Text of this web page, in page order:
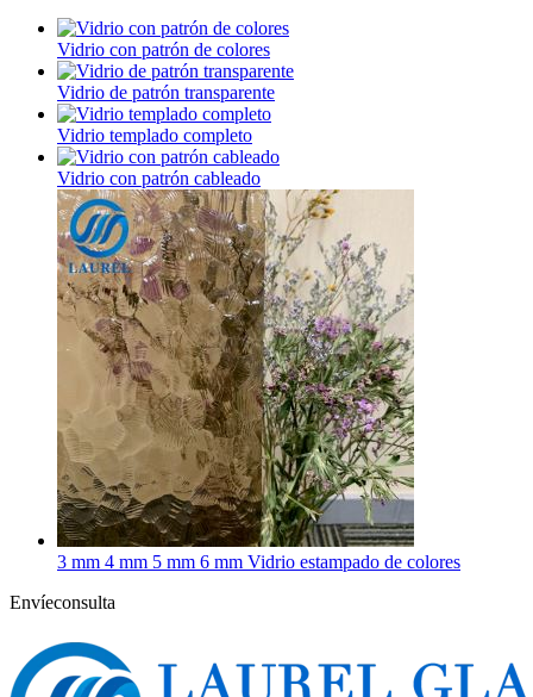
Vidrio con patrón de colores
Vidrio de patrón transparente
Vidrio templado completo
Vidrio con patrón cableado
3 mm 4 mm 5 mm 6 mm Vidrio estampado de colores
Envíeconsulta